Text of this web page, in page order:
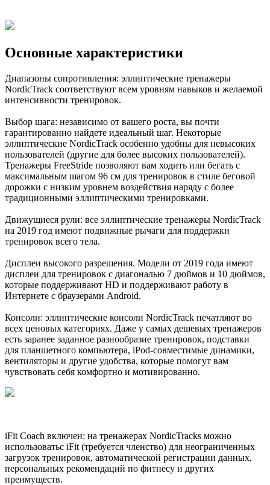
Основные характеристики
Диапазоны сопротивления: эллиптические тренажеры
NordicTrack соответствуют всем уровням навыков и желаемой
интенсивности тренировок.
Выбор шага: независимо от вашего роста, вы почти
гарантированно найдете идеальный шаг. Некоторые
эллиптические NordicTrack особенно удобны для невысоких
пользователей (другие для более высоких пользователей).
Тренажеры FreeStride позволяют вам ходить или бегать с
максимальным шагом 96 см для тренировок в стиле беговой
дорожки с низким уровнем воздействия наряду с более
традиционными эллиптическими тренировками.
Движущиеся рули: все эллиптические тренажеры NordicTrack
на 2019 год имеют подвижные рычаги для поддержки
тренировок всего тела.
Дисплеи высокого разрешения. Модели от 2019 года имеют
дисплеи для тренировок с диагональю 7 дюймов и 10 дюймов,
которые поддерживают HD и поддерживают работу в
Интернете с браузерами Android.
Консоли: эллиптические консоли NordicTrack печатляют во
всех ценовых категориях. Даже у самых дешевых тренажеров
есть заранее заданное разнообразие тренировок, подставки
для планшетного компьютера, iPod-совместимые динамики,
вентиляторы и другие удобства, которые помогут вам
чувствовать себя комфортно и мотивированно.
iFit Coach включен: на тренажерах NordicTracks можно
использоватьс iFit (требуется членство) для неограниченных
загрузок тренировок, автоматической регистрации данных,
персональных рекомендаций по фитнесу и других
преимуществ.